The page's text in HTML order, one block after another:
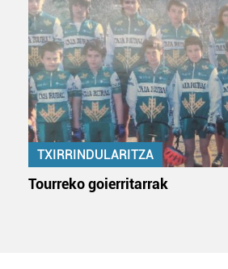
TXIRRINDULARITZA
Tourreko goierritarrak